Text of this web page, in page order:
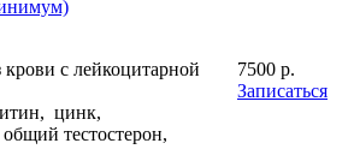
с лейкоцитарной
цинк,
тестостерон,
7500 р.
Записаться